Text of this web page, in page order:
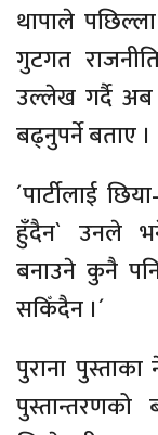
थापाले
गुटगत
उल्लेख गर्दै अब
बढ्नुपर्ने बताए ।
´पार्टीलाई
हुँदैन` उनले
बनाउने कुनै
सकिँदैन ।´
पुराना